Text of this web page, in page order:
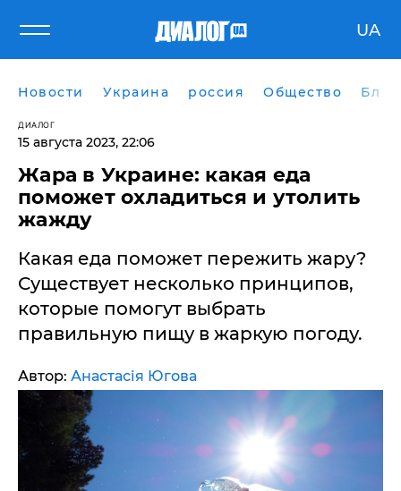
UA
Новости Украина россия Общество
ДИАЛОГ
15 августа 2023, 22:06
Жара в Украине: какая еда
поможет охладиться и утолить
жажду
​Какая еда поможет пережить жару?
Существует несколько принципов,
которые помогут выбрать
правильную пищу в жаркую погоду.
Автор: Анастасія Югова